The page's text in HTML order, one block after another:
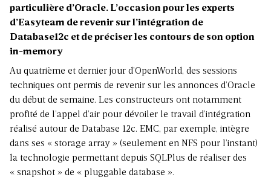
particulière d’Oracle. L’occasion pour les experts
d’Easyteam de revenir sur l’intégration de
Database12c et de préciser les contours de son option
in-memory
Au quatrième et dernier jour d’OpenWorld, des sessions
techniques ont permis de revenir sur les annonces d’Oracle
du début de semaine. Les constructeurs ont notamment
profité de l’appel d’air pour dévoiler le travail d’intégration
réalisé autour de Database 12c. EMC, par exemple, intègre
dans ses « storage array » (seulement en NFS pour l’instant)
la technologie permettant depuis SQLPlus de réaliser des
« snapshot » de « pluggable database ».